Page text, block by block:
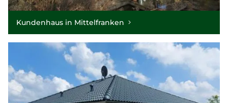
Kundenhaus in Mittelfranken